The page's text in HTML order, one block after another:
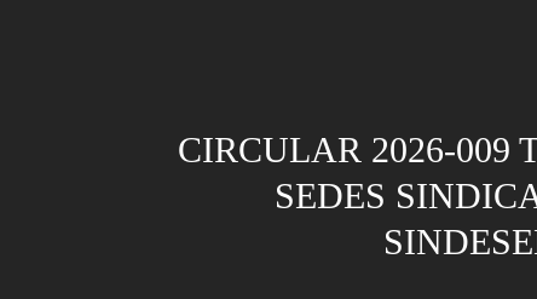
CIRCULAR 2026-009
SEDES